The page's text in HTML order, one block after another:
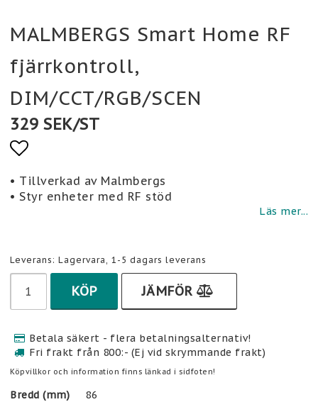
MALMBERGS Smart Home RF
fjärrkontroll,
DIM/CCT/RGB/SCEN
329 SEK/ST
Lägg till i favoritlistan
• Tillverkad av Malmbergs
• Styr enheter med RF stöd
Läs mer...
Leverans: Lagervara, 1-5 dagars leverans
KÖP JÄMFÖR
Betala säkert - flera betalningsalternativ!
Fri frakt från 800:- (Ej vid skrymmande frakt)
Köpvillkor och information finns länkad i sidfoten!
Bredd (mm)
86